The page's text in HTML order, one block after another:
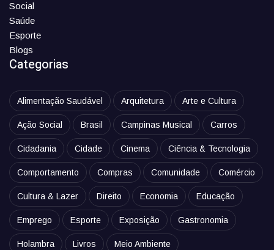
Social
Saúde
Esporte
Blogs
Categorias
Alimentação Saudável Arquitetura Arte e Cultura
Ação Social Brasil Campinas Musical Carros
Cidadania Cidade Cinema Ciência & Tecnologia
Comportamento Compras Comunidade Comércio
Cultura & Lazer Direito Economia Educação
Emprego Esporte Exposição Gastronomia
Holambra Livros Meio Ambiente